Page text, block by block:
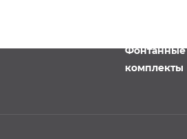
Фонтанные
комплекты